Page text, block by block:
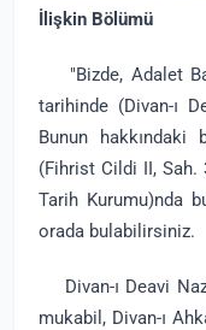
İlişkin Bölümü
"Bizde, Adalet
tarihinde (Divan-ı
Bunun hakkındaki
(Fihrist Cildi II, Sah.
Tarih Kurumu)nda
orada bulabilirsiniz.
Divan-ı Deavi
mukabil, Divan-ı